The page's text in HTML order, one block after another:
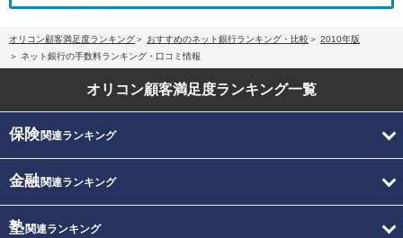
オリコン顧客満足度ランキング おすすめのネット銀行ランキング・比較
2010年版
ネット銀行の手数料ランキング・口コミ情報
オリコン顧客満足度ランキング一覧
保険関連ランキング
金融関連ランキング
塾関連ランキング